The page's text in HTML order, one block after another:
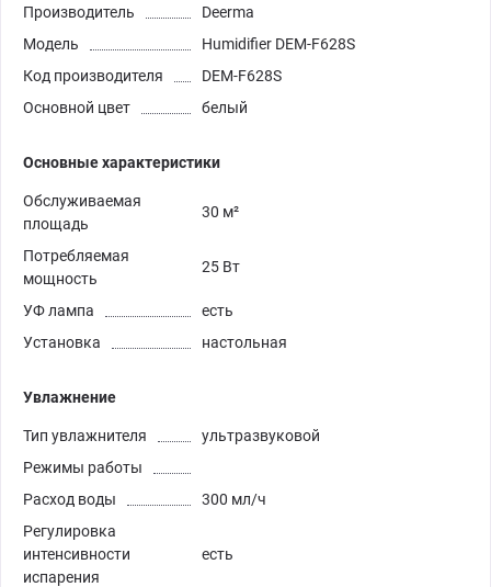
Производитель
Deerma
Модель
Humidifier DEM-F628S
Код производителя
DEM-F628S
Основной цвет
белый
Основные характеристики
Обслуживаемая
площадь
30 м²
Потребляемая
мощность
25 Вт
УФ лампа
есть
Установка
настольная
Увлажнение
Тип увлажнителя
ультразвуковой
Режимы работы
Расход воды
300 мл/ч
Регулировка
интенсивности
испарения
есть